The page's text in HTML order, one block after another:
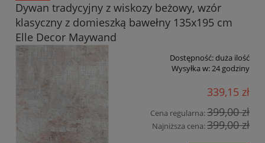
Dywan tradycyjny z wiskozy beżowy, wzór
klasyczny z domieszką bawełny 135x195 cm
Elle Decor Maywand
Dostępność:duża ilość
Wysyłka w:24 godziny
339,15 zł
Cena regularna:399,00 zł
Najniższa cena:399,00 zł